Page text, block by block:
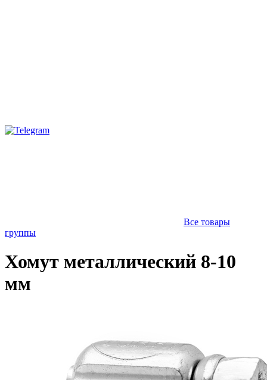
Все товары
группы
Хомут металлический 8-10
мм